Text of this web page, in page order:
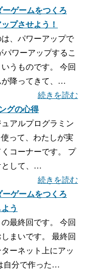
ーゲームをつくろ
プさせよう！
、パワーアップで
ワーアップするこ
うものです。 今回
が降ってきて、…
続きを読む
グの心得
アルプログラミン
って、わたしが実
コーナーです。 プ
として、…
続きを読む
ーゲームをつくろ
う
最終回です。 今回
まいです。 最終回
ーネット上にアッ
自分で作った…